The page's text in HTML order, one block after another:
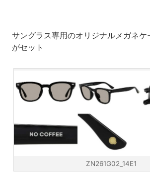
サングラス専用のオリジナルメガネケ
がセット
ZN261G02_14E1